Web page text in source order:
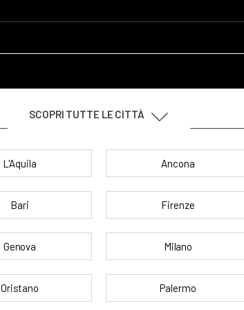
SCOPRI TUTTE LE CITTÀ
L'Aquila Ancona
Bari Firenze
Genova Milano
Oristano Palermo